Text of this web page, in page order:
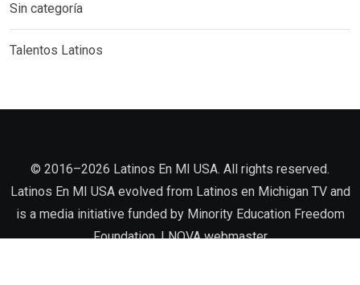
Sin categoría
Talentos Latinos
©️ 2016–2026 Latinos En MI USA. All rights reserved.
Latinos En MI USA evolved from Latinos en Michigan TV and
is a media initiative funded by Minority Education Freedom
Foundation. |NOVAwebmaster